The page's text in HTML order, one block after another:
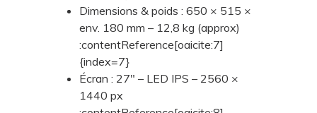
Dimensions & poids : 650 × 515 ×
env. 180 mm – 12,8 kg (approx)
:contentReference[oaicite:7]
{index=7}
Écran : 27" – LED IPS – 2560 ×
1440 px